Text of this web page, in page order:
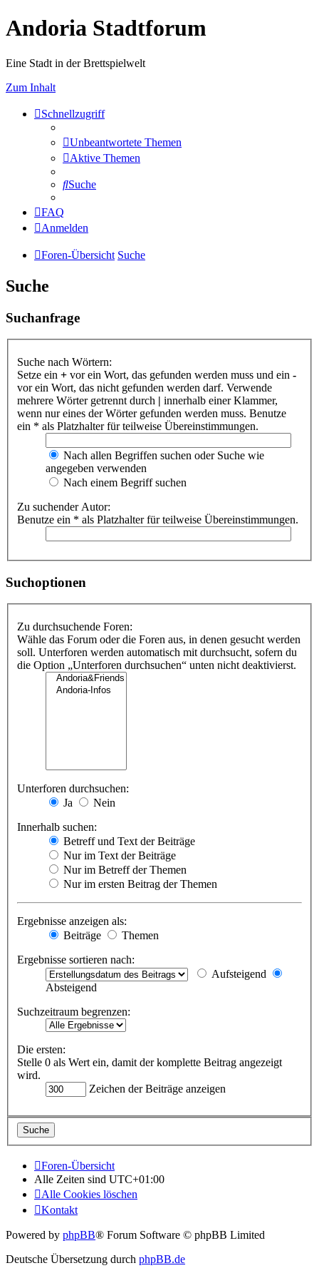
Andoria Stadtforum
Eine Stadt in der Brettspielwelt
Zum Inhalt
Schnellzugriff
Unbeantwortete Themen
Aktive Themen
Suche
FAQ
Anmelden
Foren-Übersicht Suche
Suche
Suchanfrage
Suche nach Wörtern:
Setze ein + vor ein Wort, das gefunden werden muss und ein -
vor ein Wort, das nicht gefunden werden darf. Verwende
mehrere Wörter getrennt durch | innerhalb einer Klammer,
wenn nur eines der Wörter gefunden werden muss. Benutze
ein * als Platzhalter für teilweise Übereinstimmungen.
Nach allen Begriffen suchen oder Suche wie
angegeben verwenden
Nach einem Begriff suchen
Zu suchender Autor:
Benutze ein * als Platzhalter für teilweise Übereinstimmungen.
Suchoptionen
Zu durchsuchende Foren:
Wähle das Forum oder die Foren aus, in denen gesucht werden
soll. Unterforen werden automatisch mit durchsucht, sofern du
die Option „Unterforen durchsuchen“ unten nicht deaktivierst.
Unterforen durchsuchen:
Ja
Nein
Innerhalb suchen:
Betreff und Text der Beiträge
Nur im Text der Beiträge
Nur im Betreff der Themen
Nur im ersten Beitrag der Themen
Ergebnisse anzeigen als:
Beiträge
Themen
Ergebnisse sortieren nach:
Aufsteigend
Absteigend
Suchzeitraum begrenzen:
Die ersten:
Stelle 0 als Wert ein, damit der komplette Beitrag angezeigt
wird.
Zeichen der Beiträge anzeigen
Foren-Übersicht
Alle Zeiten sind UTC+01:00
Alle Cookies löschen
Kontakt
Powered by phpBB® Forum Software © phpBB Limited
Deutsche Übersetzung durch phpBB.de